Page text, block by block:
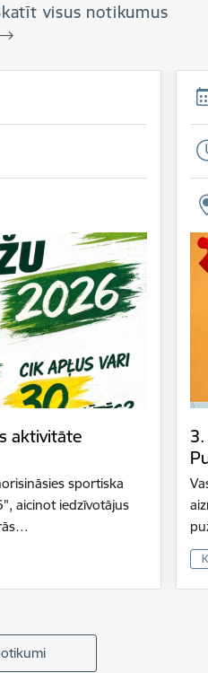
visus notikumus
aktivitāte
sportiska
aicinot iedzīvotājus